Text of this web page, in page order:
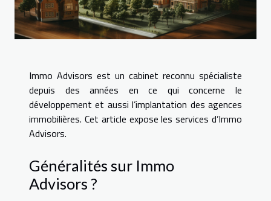
Immo Advisors est un cabinet reconnu spécialiste
depuis des années en ce qui concerne le
développement et aussi l’implantation des agences
immobilières. Cet article expose les services d’Immo
Advisors.
Généralités sur Immo
Advisors ?